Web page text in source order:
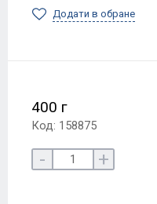
Додати в обране
400 г
Код: 158875
- +